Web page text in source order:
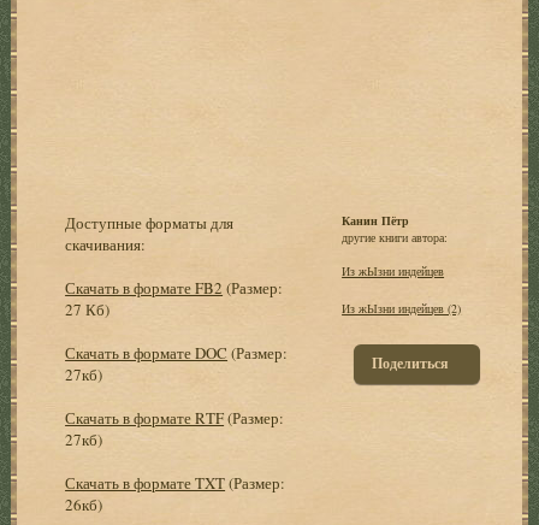
Доступные форматы для
скачивания:
Скачать в формате FB2 (Размер:
27 Кб)
Скачать в формате DOC (Размер:
27кб)
Скачать в формате RTF(Размер:
27кб)
Скачать в формате TXT(Размер:
26кб)
Канин Пётр
другие книги автора:
Из жЫзни индейцев
Из жЫзни индейцев (2)
Поделиться